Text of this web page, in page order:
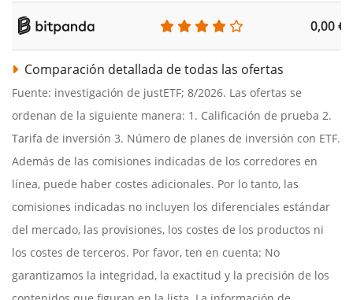
0,00 €
Comparación detallada de todas las ofertas
Fuente: investigación de justETF; 8/2026. Las ofertas se
ordenan de la siguiente manera: 1. Calificación de prueba 2.
Tarifa de inversión 3. Número de planes de inversión con ETF.
Además de las comisiones indicadas de los corredores en
línea, puede haber costes adicionales. Por lo tanto, las
comisiones indicadas no incluyen los diferenciales estándar
del mercado, las provisiones, los costes de los productos ni
los costes de terceros. Por favor, ten en cuenta: No
garantizamos la integridad, la exactitud y la precisión de los